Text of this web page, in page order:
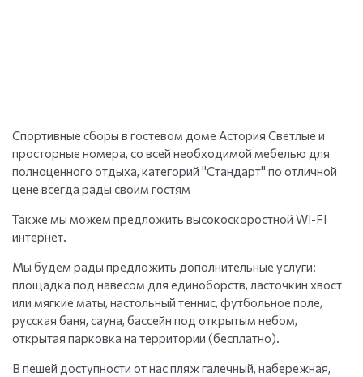
Спортивные сборы в гостевом доме Астория Светлые и
просторные номера, со всей необходимой мебелью для
полноценного отдыха, категорий "Стандарт" по отличной
цене всегда рады своим гостям
Также мы можем предложить высокоскоростной WI-FI
интернет.
Мы будем рады предложить дополнительные услуги:
площадка под навесом для единоборств, ласточкин хвост
или мягкие маты, настольный теннис, футбольное поле,
русская баня, сауна, бассейн под открытым небом,
открытая парковка на территории (бесплатно).
В пешей доступности от нас пляж галечный, набережная,